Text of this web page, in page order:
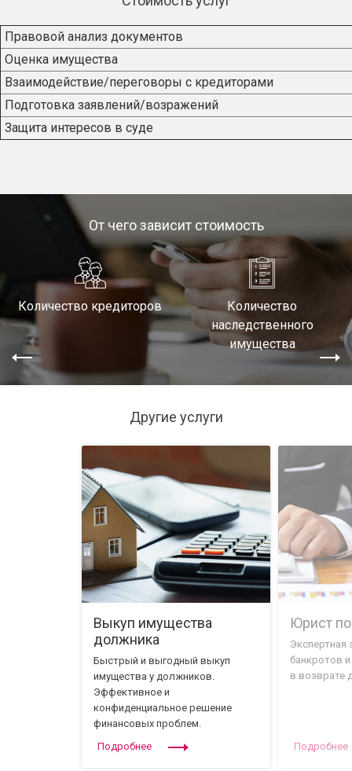
Правовой анализ документов
Оценка имущества
Взаимодействие/переговоры с кредиторами
Подготовка заявлений/возражений
Защита интересов в суде
От чего зависит стоимость
Количество кредиторов
Количество
наследственного
имущества
Другие услуги
Выкуп имущества
должника
Быстрый и выгодный выкуп
имущества у должников.
Эффективное и
конфиденциальное решение
финансовых проблем.
Подробнее
Юрист по
Экспертная
банкротов
в возврате
Подробнее